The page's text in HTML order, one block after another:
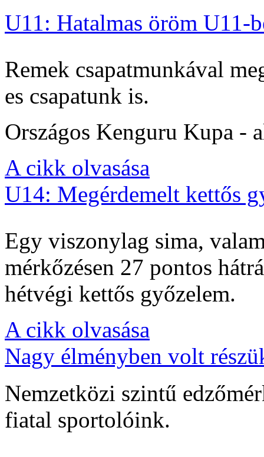
U11: Hatalmas öröm U11-
Remek csapatmunkával
es csapatunk is.
Országos Kenguru Kupa -
A cikk olvasása
U14: Megérdemelt kettős
Egy viszonylag sima,
mérkőzésen 27 pontos
hétvégi kettős győzelem.
A cikk olvasása
Nagy élményben volt
Nemzetközi szintű
fiatal sportolóink.